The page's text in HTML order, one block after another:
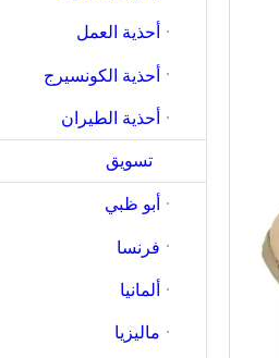
أحذية العمل
أحذية الكونسيرج
أحذية الطيران
تسويق
أبو ظبي
فرنسا
ألمانيا
ماليزيا